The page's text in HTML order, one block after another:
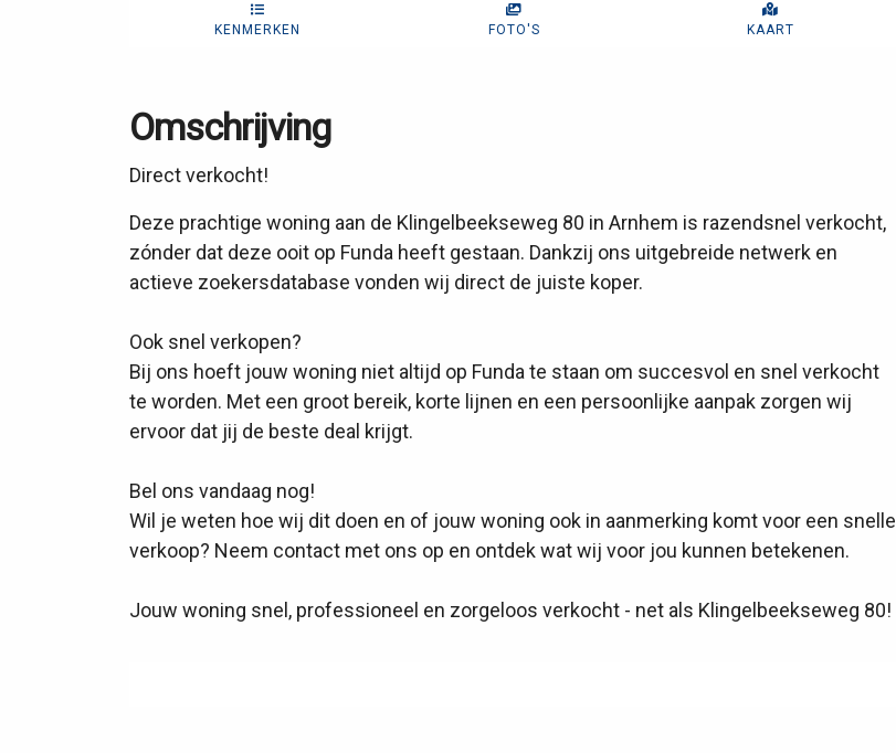
KENMERKEN FOTO'S KAART
Omschrijving
Direct verkocht!
Deze prachtige woning aan de Klingelbeekseweg 80 in Arnhem is razendsnel verkocht,
zónder dat deze ooit op Funda heeft gestaan. Dankzij ons uitgebreide netwerk en
actieve zoekersdatabase vonden wij direct de juiste koper.
Ook snel verkopen?
Bij ons hoeft jouw woning niet altijd op Funda te staan om succesvol en snel verkocht
te worden. Met een groot bereik, korte lijnen en een persoonlijke aanpak zorgen wij
ervoor dat jij de beste deal krijgt.
Bel ons vandaag nog!
Wil je weten hoe wij dit doen en of jouw woning ook in aanmerking komt voor een snelle
verkoop? Neem contact met ons op en ontdek wat wij voor jou kunnen betekenen.
Jouw woning snel, professioneel en zorgeloos verkocht - net als Klingelbeekseweg 80!